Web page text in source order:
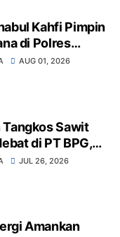
Kahfi Pimpin
di Polres
AUG 01, 2026
Sawit
di PT BPG,
Dugaan
JUL 26, 2026
Amankan